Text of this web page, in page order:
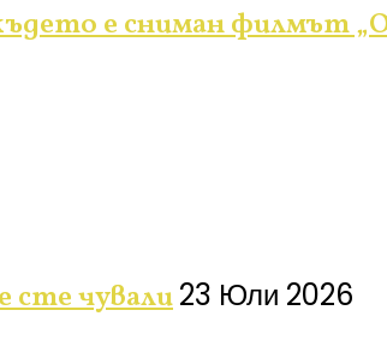
е сниман филмът
сте чували23 Юли 2026